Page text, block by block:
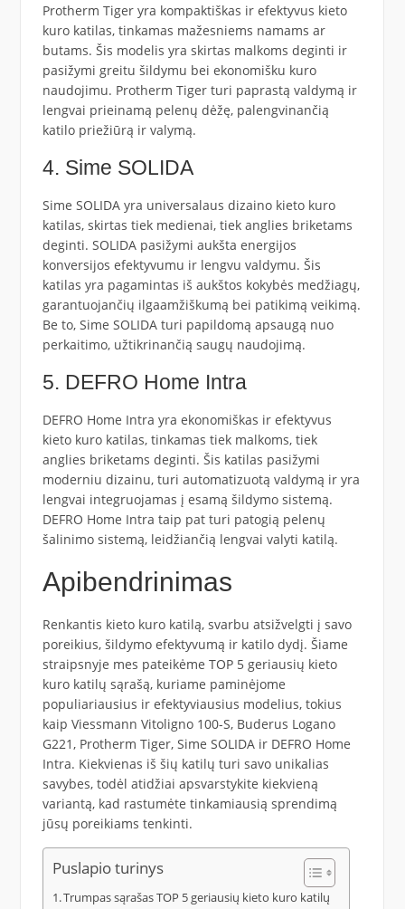
Protherm Tiger yra kompaktiškas ir efektyvus kieto
kuro katilas, tinkamas mažesniems namams ar
butams. Šis modelis yra skirtas malkoms deginti ir
pasižymi greitu šildymu bei ekonomišku kuro
naudojimu. Protherm Tiger turi paprastą valdymą ir
lengvai prieinamą pelenų dėžę, palengvinančią
katilo priežiūrą ir valymą.
4. Sime SOLIDA
Sime SOLIDA yra universalaus dizaino kieto kuro
katilas, skirtas tiek medienai, tiek anglies briketams
deginti. SOLIDA pasižymi aukšta energijos
konversijos efektyvumu ir lengvu valdymu. Šis
katilas yra pagamintas iš aukštos kokybės medžiagų,
garantuojančių ilgaamžiškumą bei patikimą veikimą.
Be to, Sime SOLIDA turi papildomą apsaugą nuo
perkaitimo, užtikrinančią saugų naudojimą.
5. DEFRO Home Intra
DEFRO Home Intra yra ekonomiškas ir efektyvus
kieto kuro katilas, tinkamas tiek malkoms, tiek
anglies briketams deginti. Šis katilas pasižymi
moderniu dizainu, turi automatizuotą valdymą ir yra
lengvai integruojamas į esamą šildymo sistemą.
DEFRO Home Intra taip pat turi patogią pelenų
šalinimo sistemą, leidžiančią lengvai valyti katilą.
Apibendrinimas
Renkantis kieto kuro katilą, svarbu atsižvelgti į savo
poreikius, šildymo efektyvumą ir katilo dydį. Šiame
straipsnyje mes pateikėme TOP 5 geriausių kieto
kuro katilų sąrašą, kuriame paminėjome
populiariausius ir efektyviausius modelius, tokius
kaip Viessmann Vitoligno 100-S, Buderus Logano
G221, Protherm Tiger, Sime SOLIDA ir DEFRO Home
Intra. Kiekvienas iš šių katilų turi savo unikalias
savybes, todėl atidžiai apsvarstykite kiekvieną
variantą, kad rastumėte tinkamiausią sprendimą
jūsų poreikiams tenkinti.
Puslapio turinys
Trumpas sąrašas TOP 5 geriausių kieto kuro katilų